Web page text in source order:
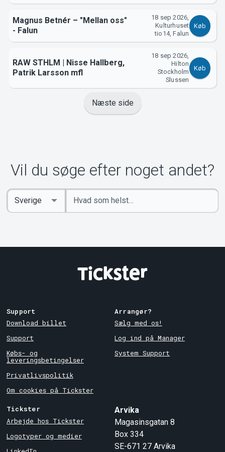
Magnus Betnér – "Mellan oss"
- Falun
18 sep 2026,
Kulturhuset
tio14, Falun
Køb
RAW STHLM | Nisse Hallberg,
Patrik Larsson mfl
18 sep 2026,
Hilton
Stockholm
Slussen
Køb
Næste side
Vil du søge efter noget andet?
Indtast
søgeord
Select
Country
Support
Download billet
Support
Købs- og
leveringsbetingelser
Privatlivspolitik
Om cookies på Tickster
Arrangør?
Sælg med os!
Log ind på Manager
System Support
Tickster
Arbejde hos Tickster
Logotyper og medier
Arvika
Magasinsgatan 8
Box 334
SE-671 27 Arvika